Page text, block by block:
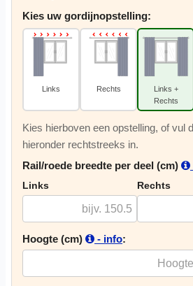
Kies uw gordijnopstelling:
Links Rechts
Links +
Rechts
Kies hierboven een opstelling, of vul
hieronder rechtstreeks in.
Rail/roede breedte per deel (cm)
Links Rechts
Hoogte (cm) - info: